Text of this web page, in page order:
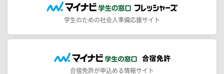
学生のための社会人準備応援サイト
合宿免許が申込める情報サイト